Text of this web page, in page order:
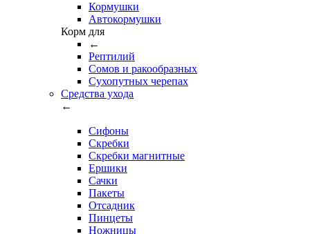
Кормушки
Автокормушки
Корм для
←
Рептилий
Сомов и ракообразных
Сухопутных черепах
Средства ухода
←
Сифоны
Скребки
Скребки магнитные
Ершики
Сачки
Пакеты
Отсадник
Пинцеты
Ножницы